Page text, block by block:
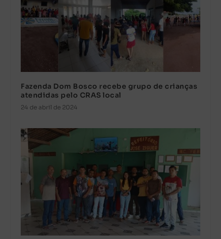
Fazenda Dom Bosco recebe grupo de crianças
atendidas pelo CRAS local
24 de abril de 2024